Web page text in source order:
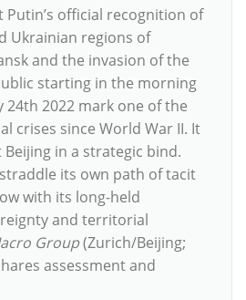
Putin’s official recognition of
Ukrainian regions of
and the invasion of the
starting in the morning
24th 2022 mark one of the
crises since World War II. It
in a strategic bind.
its own path of tacit
with its long-held
and territorial
Group(Zurich/Beijing;
assessment and